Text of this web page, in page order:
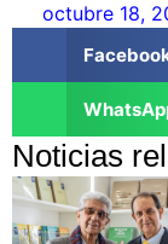
octubre 18,
Noticias